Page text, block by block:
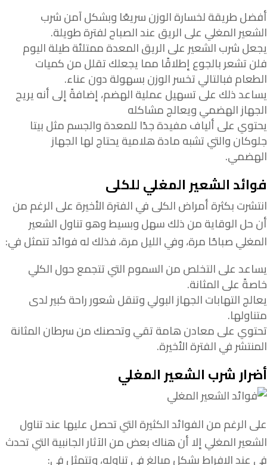
أفضل طريقة لخسارة الوزن سريعًا وبشكل آمن شرب
الشعير المغلي على الريق عند الصباح لفترة طويلة.
يجعل شرب الشعير على الريق المعدة ممتلئة طيلة اليوم
فلن تشعر بالجوع إطلاقًا مما يجعلك تقلل من كميات
الطعام فبالتالي تخسر الوزن بسهولة دون عناء.
يساعد ذلك على تسهيل عملية الهضم، إضافةً إلى أنه يريح
الجهاز الهضمي ويعالج مشاكله
يحتوي على ألياف مفيدة جدًا للمعدة والجسم مثل بيتا
جلوكان والتي تشبه مادة هلامية يحتاج لها الجهاز
الهضمي.
فوائد الشعير المغلي للكلى
انتشرت بكثرة أمراض الكلى في الفترة الأخيرة على الرغم من
أن حل الوقاية من ذلك سهل وبسيط وهو تناول الشعير
المغلي صباحًا مرة، وفي الليل مرة، فذلك له فوائد تتمثل في:
يساعد على التخلص من السموم التي تتجمع حول الكلي
خاصةً على المثانة.
يعالج التهابات الجهاز البولي وتنقل شعور راحة كبير لدى
متناولها.
تحتوي على معادن هامة تقي وتحصنك من سرطان المثانة
المنتشر في الفترة الأخيرة.
أضرار شرب الشعير المغلي
على الرغم من الفوائد الكثيرة التي تحصل عليها عند تناول
الشعير المغلي إلا أن هناك بعض من الآثار الجانبية التي تحدث
في عند الإفراط بشكل مبالغ في تناوله، وتتمثل في: